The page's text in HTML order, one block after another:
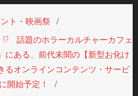
ト・映画祭
話題のホラーカルチャーカフェ
にある、前代未聞の【新型お化け
るオンラインコンテンツ・サービ
開始予定！